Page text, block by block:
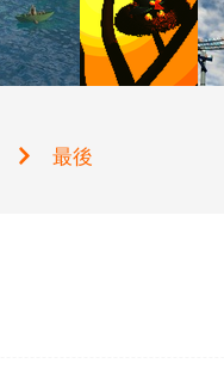
最後